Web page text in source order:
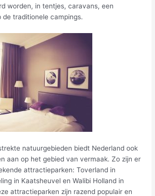
worden, in tentjes, caravans, een
de traditionele campings.
natuurgebieden biedt Nederland ook
aan op het gebied van vermaak. Zo zijn er
attractieparken: Toverland in
in Kaatsheuvel en Walibi Holland in
attractieparken zijn razend populair en